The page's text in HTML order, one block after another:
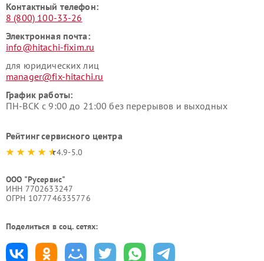
Контактный телефон:
8 (800) 100-33-26
Электронная почта:
info@hitachi-fixim.ru
для юридических лиц
manager@fix-hitachi.ru
График работы:
ПН-ВСК с 9:00 до 21:00 без перерывов и выходных
Рейтинг сервисного центра
4.9-5.0
ООО "Русервис"
ИНН 7702633247
ОГРН 1077746335776
Поделиться в соц. сетях: